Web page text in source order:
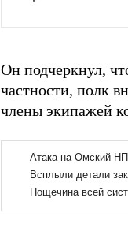
Он подчеркнул,
частности, полк
члены экипажей